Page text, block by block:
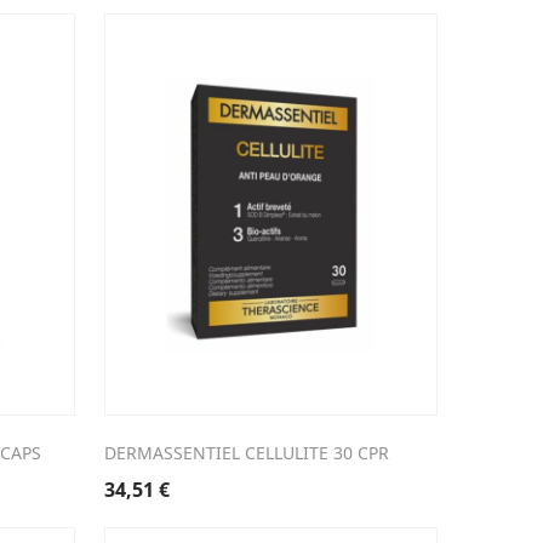
DERMASSENTIEL CELLULITE 30 CPR
34,51€